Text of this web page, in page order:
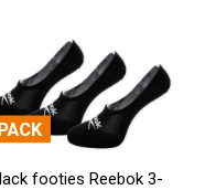
footies Reebok 3-